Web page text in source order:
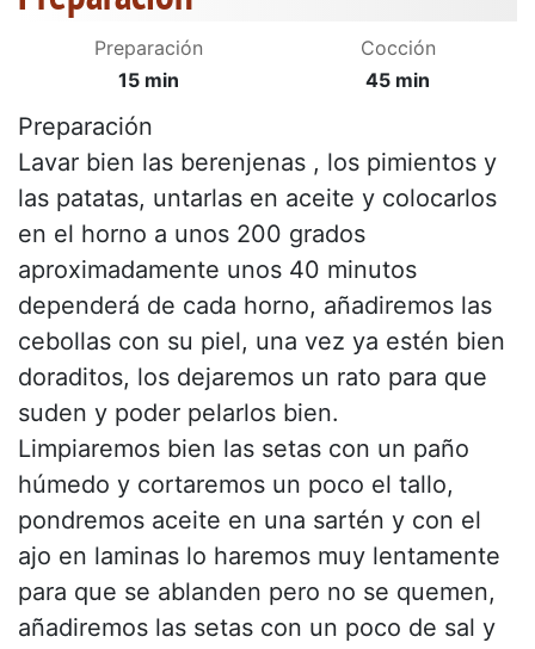
Preparación
15 min
Cocción
45 min
Preparación
Lavar bien las berenjenas , los pimientos y
las patatas, untarlas en aceite y colocarlos
en el horno a unos 200 grados
aproximadamente unos 40 minutos
dependerá de cada horno, añadiremos las
cebollas con su piel, una vez ya estén bien
doraditos, los dejaremos un rato para que
suden y poder pelarlos bien.
Limpiaremos bien las setas con un paño
húmedo y cortaremos un poco el tallo,
pondremos aceite en una sartén y con el
ajo en laminas lo haremos muy lentamente
para que se ablanden pero no se quemen,
añadiremos las setas con un poco de sal y